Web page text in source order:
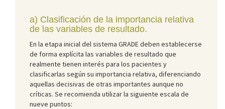
a) Clasificación de la importancia relativa
de las variables de resultado.
En la etapa inicial del sistema GRADE deben establecerse
de forma explícita las variables de resultado que
realmente tienen interés para los pacientes y
clasificarlas según su importancia relativa, diferenciando
aquellas decisivas de otras importantes aunque no
críticas. Se recomienda utilizar la siguiente escala de
nueve puntos: